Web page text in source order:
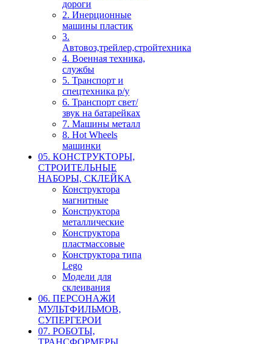
дороги
2. Инерционные
машины пластик
3.
Автовоз,трейлер,стройтехника
4. Военная техника,
службы
5. Транспорт и
спецтехника р/у
6. Транспорт свет/
звук на батарейках
7. Машины металл
8. Hot Wheels
машинки
05. КОНСТРУКТОРЫ,
СТРОИТЕЛЬНЫЕ
НАБОРЫ, СКЛЕЙКА
Конструктора
магнитные
Конструктора
металлические
Конструктора
пластмассовые
Конструктора типа
Lego
Модели для
склеивания
06. ПЕРСОНАЖИ
МУЛЬТФИЛЬМОВ,
СУПЕРГЕРОИ
07. РОБОТЫ,
ТРАНСФОРМЕРЫ